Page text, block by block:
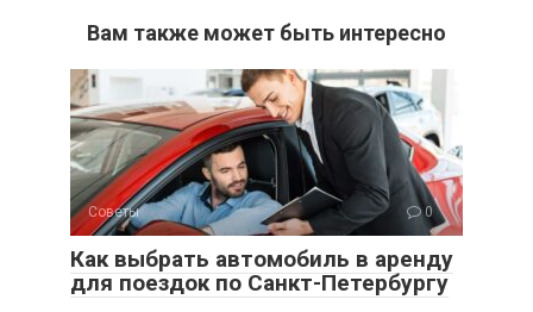
Вам также может быть интересно
Советы 0
Как выбрать автомобиль в аренду
для поездок по Санкт-Петербургу